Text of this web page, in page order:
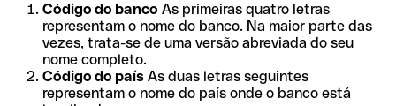
Código do banco As primeiras quatro letras
representam o nome do banco. Na maior parte das
vezes, trata-se de uma versão abreviada do seu
nome completo.
Código do país As duas letras seguintes
representam o nome do país onde o banco está